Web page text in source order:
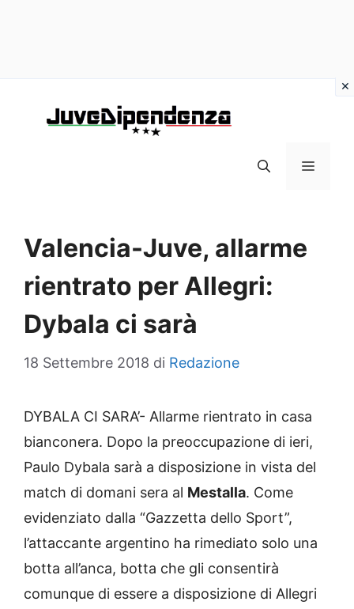
MENU
Valencia-Juve, allarme
rientrato per Allegri:
Dybala ci sarà
18 Settembre 2018 di Redazione
DYBALA CI SARA’- Allarme rientrato in casa
bianconera. Dopo la preoccupazione di ieri,
Paulo Dybala sarà a disposizione in vista del
match di domani sera al Mestalla. Come
evidenziato dalla “Gazzetta dello Sport”,
l’attaccante argentino ha rimediato solo una
botta all’anca, botta che gli consentirà
comunque di essere a disposizione di Allegri